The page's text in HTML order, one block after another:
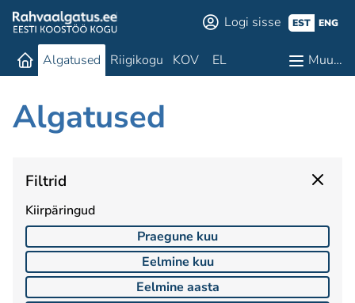
Logi sisse EST ENG
Algatused Riigikogu KOV EL Muu…
Algatused
Filtrid
Kiirpäringud
Praegune kuu
Eelmine kuu
Eelmine aasta